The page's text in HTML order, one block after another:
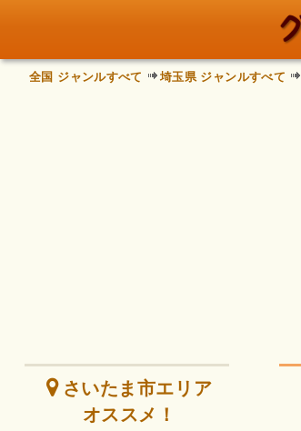
全国 ジャンルすべて 埼玉県 ジャンルすべて
さいたま市エリア
オススメ！